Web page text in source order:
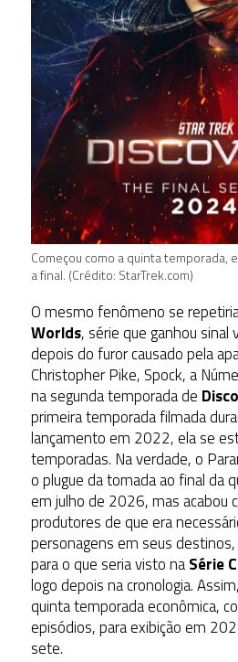
Começou como a quinta temporada,
a final. (Crédito: StarTrek.com)
O mesmo fenômeno se
Worlds, série que ganhou
depois do furor causado pela
Christopher Pike, Spock, a
na segunda temporada de
primeira temporada filmada
lançamento em 2022, ela se
temporadas. Na verdade, o
o plugue da tomada ao final da
em julho de 2026, mas acabou
produtores de que era
personagens em seus
para o que seria visto naSérie
logo depois na cronologia.
quinta temporada econômica,
episódios, para exibição em
sete.